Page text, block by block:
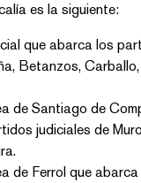
es la siguiente:
que abarca los
Betanzos,
de Santiago de
judiciales de
de Ferrol que